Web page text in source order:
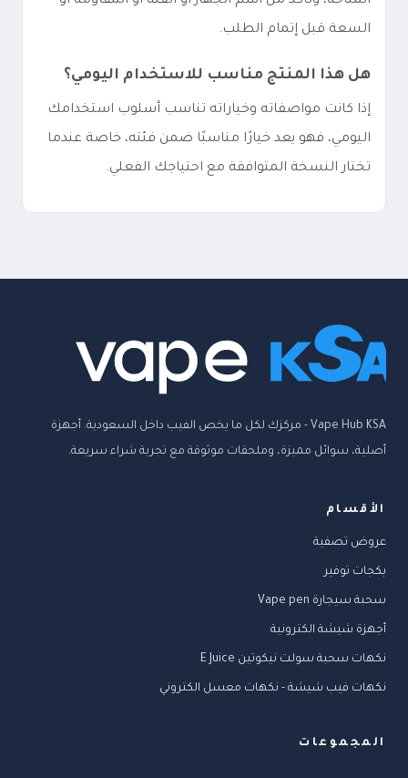
السعة قبل إتمام الطلب.
هل هذا المنتج مناسب للاستخدام اليومي؟
إذا كانت مواصفاته وخياراته تناسب أسلوب استخدامك
اليومي، فهو يعد خيارًا مناسبًا ضمن فئته، خاصة عندما
تختار النسخة المتوافقة مع احتياجك الفعلي.
Vape Hub KSA - مركزك لكل ما يخص الفيب داخل السعودية. أجهزة
أصلية، سوائل مميزة، وملحقات موثوقة مع تجربة شراء سريعة.
الأقسام
عروض تصفية
بكجات توفير
سحبة سيجارة Vape pen
أجهزة شيشة الكترونية
نكهات سحبة سولت نيكوتين E Juice
نكهات فيب شيشة - نكهات معسل الكتروني
المجموعات